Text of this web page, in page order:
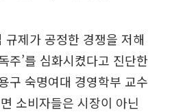
제가 공정한 경쟁을 저해
주’를 심화시켰다고 진단한
구 숙명여대 경영학부 교수
소비자들은 시장이 아닌